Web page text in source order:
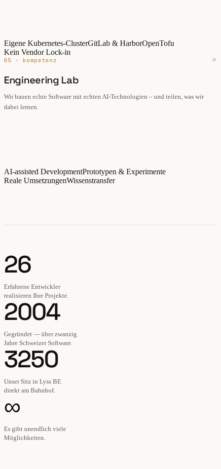
Eigene Kubernetes-ClusterGitLab & HarborOpenTofu
Kein Vendor Lock-in
05 · kompetenz
Engineering Lab
Wir bauen echte Software mit echten AI-Technologien – und teilen, was wir
dabei lernen.
AI-assisted DevelopmentPrototypen & Experimente
Reale UmsetzungenWissenstransfer
26
Erfahrene Entwickler
realisieren Ihre Projekte.
2004
Gegründet — über zwanzig
Jahre Schweizer Software.
3250
Unser Sitz in Lyss BE
direkt am Bahnhof.
∞
Es gibt unendlich viele
Möglichkeiten.